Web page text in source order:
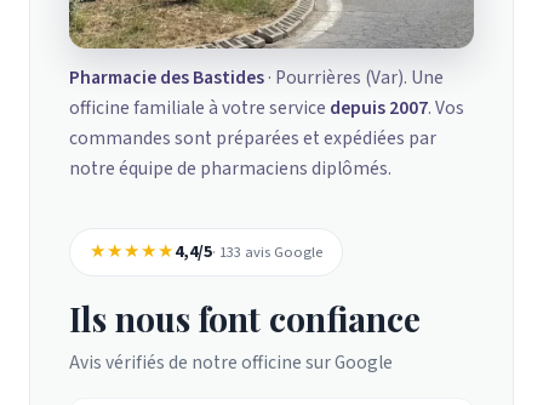
Pharmacie des Bastides· Pourrières (Var). Une
officine familiale à votre service depuis 2007. Vos
commandes sont préparées et expédiées par
notre équipe de pharmaciens diplômés.
★★★★★4,4/5· 133 avis Google
Ils nous font confiance
Avis vérifiés de notre officine sur Google